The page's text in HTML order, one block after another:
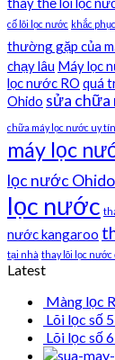
cố lõi lọc nước khắc
thường gặp của
chạy lâu Máy lọc
lọc nước RO quá
Ohido sửa chữa
chữa máy lọc nước uy
máy lọc
lọc nước Ohido
lọc nước
nước kangaroo
tại nhà thay lõi lọc nước
Latest
Màng lọc
Lõi lọc số
Lõi lọc số